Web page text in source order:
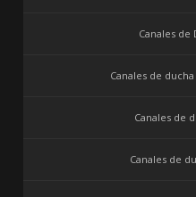
Canales de
Canales de
Canales de
Canales de